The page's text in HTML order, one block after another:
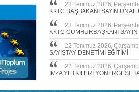
23 Temmuz 2026,
KKTC BAŞBAKANI SAYIN ÜNAL
23 Temmuz 2026,
KKTC CUMHURBAŞKANI
22 Temmuz 2026,
SAYIŞTAY DENETİMİ EĞİTİMİ
22 Temmuz 2026,
İMZA YETKİLERİ YÖNERGESİ,